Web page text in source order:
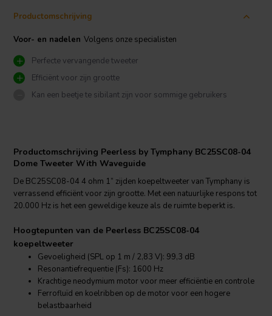
Productomschrijving
Voor- en nadelen Volgens onze specialisten
Perfecte vervangende tweeter
Efficiënt voor zijn grootte
Kan een beetje te sibilant zijn voor sommige gebruikers
Productomschrijving Peerless by Tymphany BC25SC08-04
Dome Tweeter With Waveguide
De BC25SC08-04 4 ohm 1” zijden koepeltweeter van Tymphany is
verrassend efficiënt voor zijn grootte. Met een natuurlijke respons tot
20.000 Hz is het een geweldige keuze als de ruimte beperkt is.
Hoogtepunten van de Peerless BC25SC08-04
koepeltweeter
Gevoeligheid (SPL op 1 m / 2,83 V): 99,3 dB
Resonantiefrequentie (Fs): 1600 Hz
Krachtige neodymium motor voor meer efficiëntie en controle
Ferrofluïd en koelribben op de motor voor een hogere
belastbaarheid